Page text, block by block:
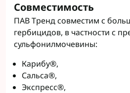
Совместимость
ПАВ Тренд совместим с
гербицидов, в частности с
сульфонилмочевины:
Карибу®,
Сальса®,
Экспресс®,